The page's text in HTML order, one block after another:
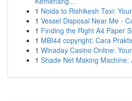
1 Noida to Rishikesh Taxi:
1 Vessel Disposal Near Me -
1 Finding the Right A4 Paper
1 MBI44 copyright: Cara
1 Winaday Casino Online:
1 Shade Net Making Machine: